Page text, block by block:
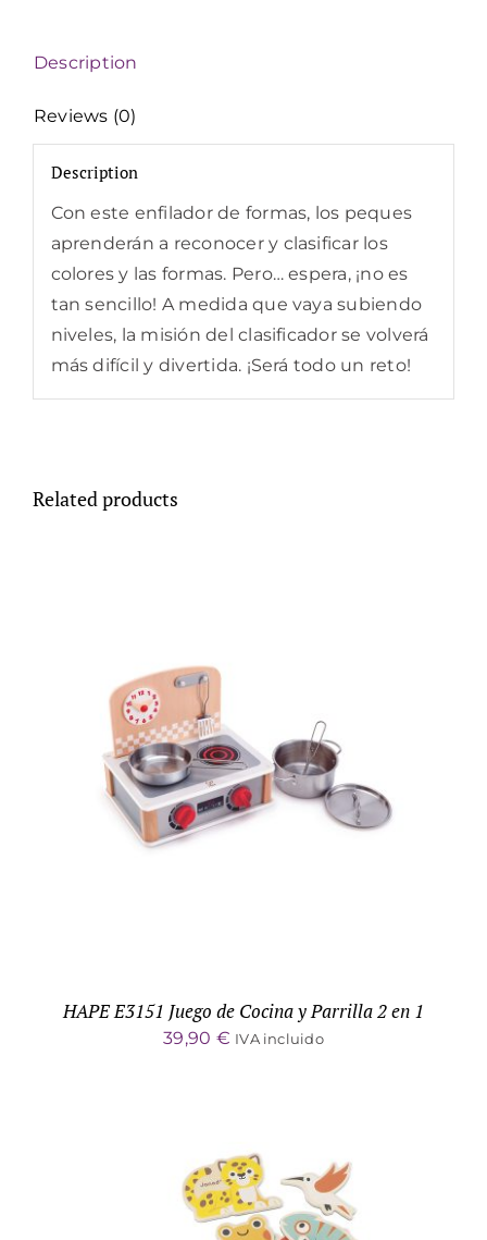
Description
Reviews (0)
Description
Con este enfilador de formas, los peques
aprenderán a reconocer y clasificar los
colores y las formas. Pero… espera, ¡no es
tan sencillo! A medida que vaya subiendo
niveles, la misión del clasificador se volverá
más difícil y divertida. ¡Será todo un reto!
Related products
ADD TO CART / DETALLES
HAPE E3151 Juego de Cocina y Parrilla 2 en 1
39,90 € IVA incluido